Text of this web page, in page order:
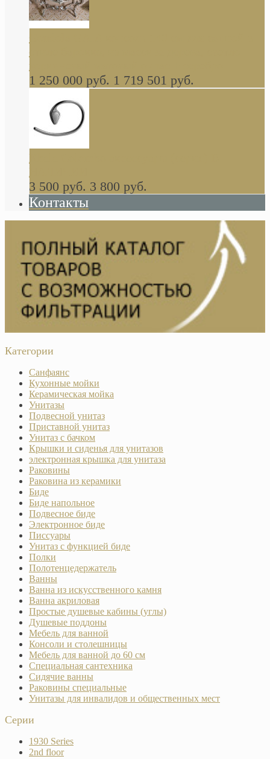
стиле барокко, из массива дерева, светло
коричневый матовый окрас + серебро
1 250 000 руб. 1 719 501 руб.
Khala Colombo аксессуары (серия) В
НАЛИЧИИ
3 500 руб. 3 800 руб.
Контакты
Категории
Санфаянс
Кухонные мойки
Керамическая мойка
Унитазы
Подвесной унитаз
Приставной унитаз
Унитаз с бачком
Крышки и сиденья для унитазов
электронная крышка для унитаза
Раковины
Раковина из керамики
Биде
Биде напольное
Подвесное биде
Электронное биде
Писсуары
Унитаз с функцией биде
Полки
Полотенцедержатель
Ванны
Ванна из искусственного камня
Ванна акриловая
Простые душевые кабины (углы)
Душевые поддоны
Мебель для ванной
Консоли и столешницы
Мебель для ванной до 60 см
Специальная сантехника
Сидячие ванны
Раковины специальные
Унитазы для инвалидов и общественных мест
Серии
1930 Series
2nd floor